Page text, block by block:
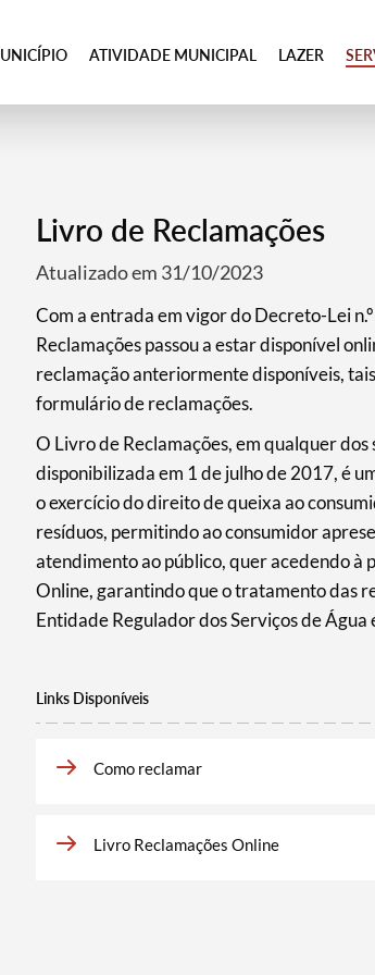
MUNICÍPIO ATIVIDADE MUNICIPAL LAZER
Livro de Reclamações
Atualizado em 31/10/2023
Com a entrada em vigor do Decreto-Lei
Reclamações passou a estar disponível
reclamação anteriormente disponíveis,
formulário de reclamações.
O Livro de Reclamações, em qualquer
disponibilizada em 1 de julho de 2017, é
o exercício do direito de queixa ao
resíduos, permitindo ao consumidor
atendimento ao público, quer acedendo
Online, garantindo que o tratamento das
Entidade Regulador dos Serviços de Água
Links Disponíveis
Como reclamar
Livro Reclamações Online